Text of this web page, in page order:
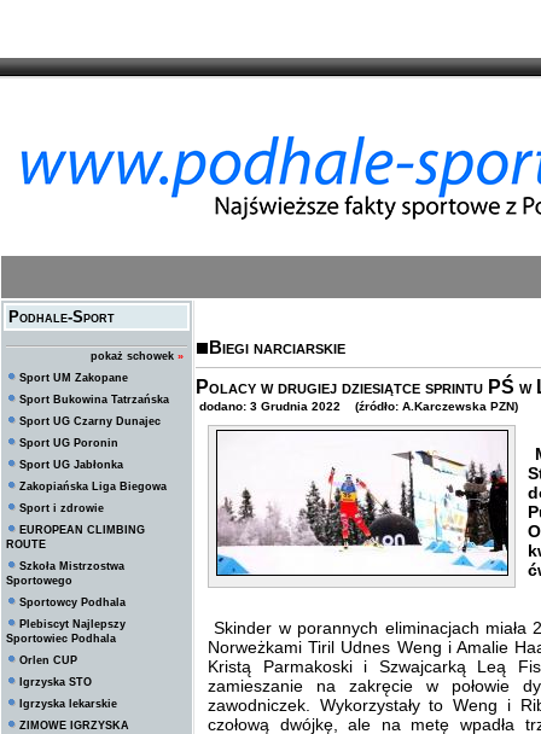
Podhale-Sport
pokaż schowek »
Sport UM Zakopane
Sport Bukowina Tatrzańska
Sport UG Czarny Dunajec
Sport UG Poronin
Sport UG Jabłonka
Zakopiańska Liga Biegowa
Sport i zdrowie
EUROPEAN CLIMBING
ROUTE
Szkoła Mistrzostwa
Sportowego
Sportowcy Podhala
Plebiscyt Najlepszy
Sportowiec Podhala
Orlen CUP
Igrzyska STO
Igrzyska lekarskie
ZIMOWE IGRZYSKA
Biegi narciarskie
Polacy w drugiej dziesiątce sprintu PŚ w
dodano: 3 Grudnia 2022 (źródło: A.Karczewska PZN)
Skinder w porannych eliminacjach miała
Norweżkami Tiril Udnes Weng i Amalie
Kristą Parmakoski i Szwajcarką Leą
zamieszanie na zakręcie w połowie
zawodniczek. Wykorzystały to Weng i
czołową dwójkę, ale na metę wpadła